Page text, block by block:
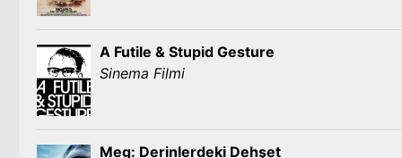
A Futile & Stupid Gesture
Sinema Filmi
Meg: Derinlerdeki Dehşet